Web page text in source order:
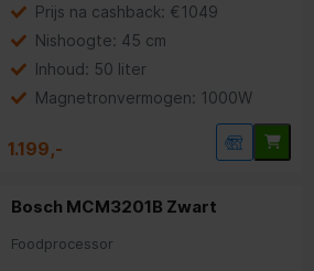
Prijs na cashback: €1049
Nishoogte: 45 cm
Inhoud: 50 liter
Magnetronvermogen: 1000W
1.199,-
Bosch MCM3201B Zwart
Foodprocessor